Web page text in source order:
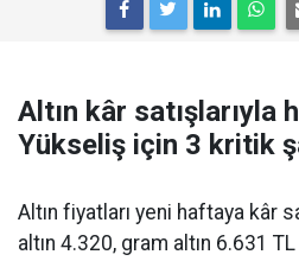
Altın kâr satışlarıyla
Yükseliş için 3 kritik
Altın fiyatları yeni haftaya kâr
altın 4.320, gram altın 6.631